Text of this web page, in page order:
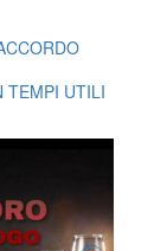
TEMPI UTILI